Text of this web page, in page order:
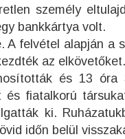
személy
bankkártya volt.
felvétel alapján a
az elkövetőket.
és 13
fiatalkorú
ki.
időn belül